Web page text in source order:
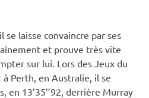
se laisse convaincre par ses
et prouve très vite
sur lui. Lors des Jeux du
Perth, en Australie, il se
en 13’35’’92, derrière Murray